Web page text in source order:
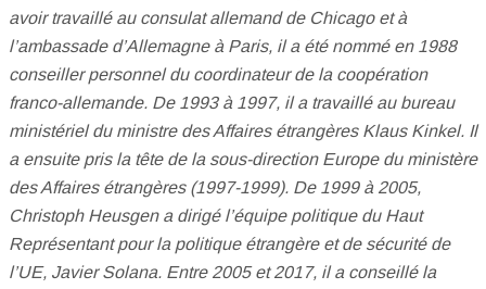
avoir travaillé au consulat allemand de Chicago et à
l’ambassade d’Allemagne à Paris, il a été nommé en 1988
conseiller personnel du coordinateur de la coopération
franco-allemande. De 1993 à 1997, il a travaillé au bureau
ministériel du ministre des Affaires étrangères Klaus Kinkel. Il
a ensuite pris la tête de la sous-direction Europe du ministère
des Affaires étrangères (1997-1999). De 1999 à 2005,
Christoph Heusgen a dirigé l’équipe politique du Haut
Représentant pour la politique étrangère et de sécurité de
l’UE, Javier Solana. Entre 2005 et 2017, il a conseillé la